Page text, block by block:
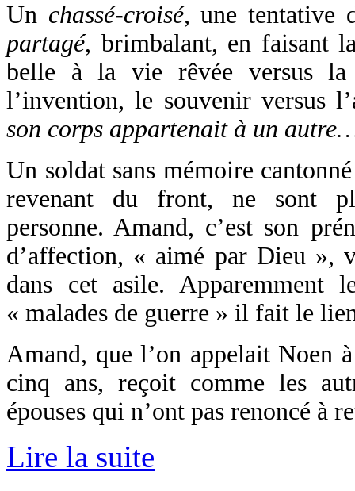
Un chassé-croisé, une tentative
partagé, brimbalant, en faisant
belle à la vie rêvée versus
l’invention, le souvenir versus
son corps appartenait à un
Un soldat sans mémoire
revenant du front, ne sont
personne. Amand, c’est son
d’affection, « aimé par Dieu »,
dans cet asile. Apparemment
« malades de guerre » il fait le
Amand, que l’on appelait Noen
cinq ans, reçoit comme les
épouses qui n’ont pas renoncé à
Lire la suite